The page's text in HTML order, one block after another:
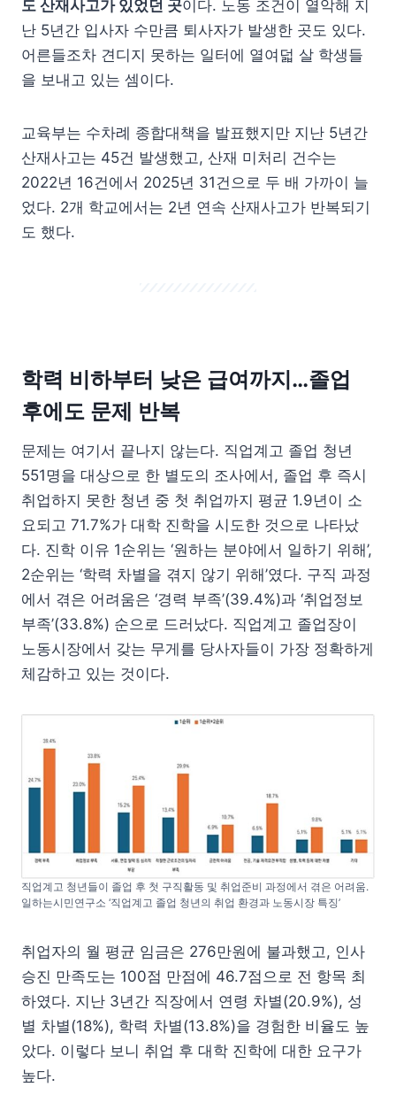
도 산재사고가 있었던 곳이다. 노동 조건이 열악해 지
난 5년간 입사자 수만큼 퇴사자가 발생한 곳도 있다.
어른들조차 견디지 못하는 일터에 열여덟 살 학생들
을 보내고 있는 셈이다.
교육부는 수차례 종합대책을 발표했지만 지난 5년간
산재사고는 45건 발생했고, 산재 미처리 건수는
2022년 16건에서 2025년 31건으로 두 배 가까이 늘
었다. 2개 학교에서는 2년 연속 산재사고가 반복되기
도 했다.
학력 비하부터 낮은 급여까지…졸업
후에도 문제 반복
문제는 여기서 끝나지 않는다. 직업계고 졸업 청년
551명을 대상으로 한 별도의 조사에서, 졸업 후 즉시
취업하지 못한 청년 중 첫 취업까지 평균 1.9년이 소
요되고 71.7%가 대학 진학을 시도한 것으로 나타났
다. 진학 이유 1순위는 ‘원하는 분야에서 일하기 위해’,
2순위는 ‘학력 차별을 겪지 않기 위해’였다. 구직 과정
에서 겪은 어려움은 ‘경력 부족’(39.4%)과 ‘취업정보
부족’(33.8%) 순으로 드러났다. 직업계고 졸업장이
노동시장에서 갖는 무게를 당사자들이 가장 정확하게
체감하고 있는 것이다.
직업계고 청년들이 졸업 후 첫 구직활동 및 취업준비 과정에서 겪은 어려움.
일하는시민연구소 ‘직업계고 졸업 청년의 취업 환경과 노동시장 특징’
취업자의 월 평균 임금은 276만원에 불과했고, 인사
승진 만족도는 100점 만점에 46.7점으로 전 항목 최
하였다. 지난 3년간 직장에서 연령 차별(20.9%), 성
별 차별(18%), 학력 차별(13.8%)을 경험한 비율도 높
았다. 이렇다 보니 취업 후 대학 진학에 대한 요구가
높다.